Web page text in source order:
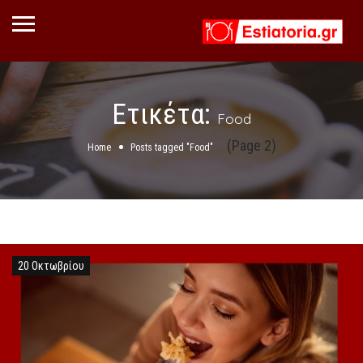
Ετικέτα:Food
Home Posts tagged "Food" (Page 2)
20 Οκτωβρίου